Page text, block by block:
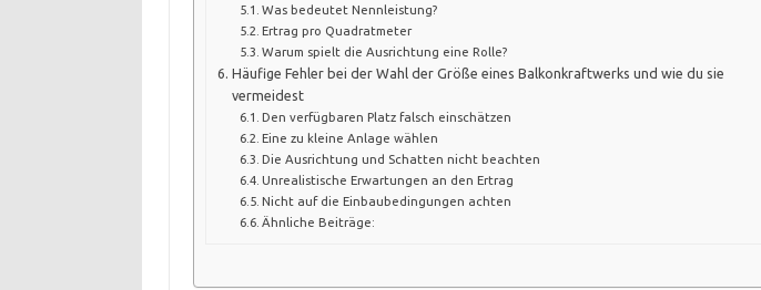
Was bedeutet Nennleistung?
Ertrag pro Quadratmeter
Warum spielt die Ausrichtung eine Rolle?
Häufige Fehler bei der Wahl der Größe eines Balkonkraftwerks und wie du sie
vermeidest
Den verfügbaren Platz falsch einschätzen
Eine zu kleine Anlage wählen
Die Ausrichtung und Schatten nicht beachten
Unrealistische Erwartungen an den Ertrag
Nicht auf die Einbaubedingungen achten
Ähnliche Beiträge: